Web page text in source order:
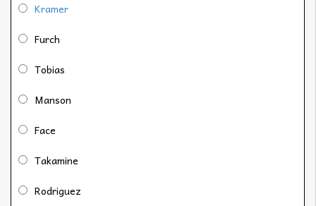
Kramer
Furch
Tobias
Manson
Face
Takamine
Rodriguez